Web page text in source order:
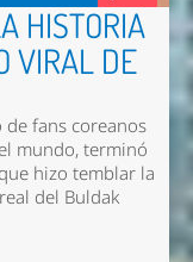
HISTORIA
VIRAL DE
fans coreanos
mundo, terminó
hizo temblar la
del Buldak